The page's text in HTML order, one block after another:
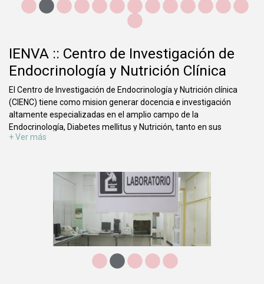
IENVA :: Centro de Investigación de
Endocrinología y Nutrición Clínica
El Centro de Investigación de Endocrinología y Nutrición clínica
(CIENC) tiene como mision generar docencia e investigación
altamente especializadas en el amplio campo de la
Endocrinología, Diabetes mellitus y Nutrición, tanto en sus
aspectos básicos como en sus aplicaciones clínicas. Asimismo, el
Instituciones cuyos intereses confluyan con los fines del CIENC.
En la década de los 90 se inició nuestra labor con el desarrollo de
una línea de investigación, liderada por el Dr E. Romero con
financiación por el Fondo de Investigaciones Sanitarias de
Seguridad Social y apoyada por el National Institute for Pituitary
Hormones (NIPH) de los Estados Unidos. En el ámbito de la
colaboración con la industria privada nuestros proyectos de